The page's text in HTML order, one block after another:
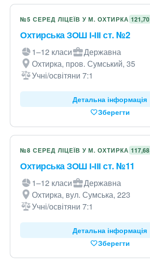
№5 СЕРЕД ЛІЦЕЇВ У М. ОХТИРКА 121,70
Охтирська ЗОШ І-ІІІ ст. №2
1–12 класи
Державна
Охтирка, пров. Сумський, 35
Учні/освітяни 7:1
Детальна інформація
Зберегти
№8 СЕРЕД ЛІЦЕЇВ У М. ОХТИРКА 117,68
Охтирська ЗОШ І-ІІІ ст. №11
1–12 класи
Державна
Охтирка, вул. Сумська, 223
Учні/освітяни 7:1
Детальна інформація
Зберегти